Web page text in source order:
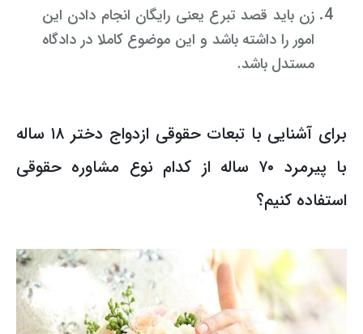
زن باید قصد تبرع یعنی رایگان انجام دادن این
امور را داشته باشد و این موضوع کاملا در دادگاه
مستدل باشد.
برای آشنایی با تبعات حقوقی ازدواج دختر ۱۸ ساله
با پیرمرد ۷۰ ساله از کدام نوع مشاوره حقوقی
استفاده کنیم؟